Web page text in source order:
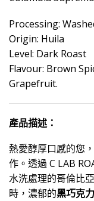
Processing:
Origin: Huila
Level: Dark Roast
Flavour: Brown
Grapefruit.
產品描述：
熱愛醇厚口感的您
作。透過 C LAB
水洗處理的哥倫比
時，濃郁的黑巧克力